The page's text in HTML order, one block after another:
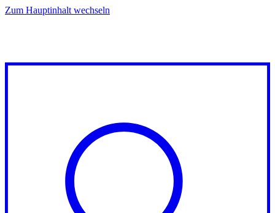
Zum Hauptinhalt wechseln